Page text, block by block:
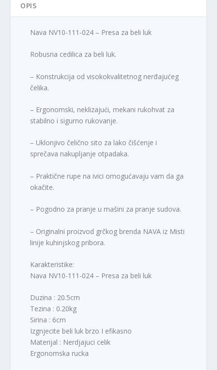
j
e
b
i
l
a
:
9
9
,
0
S
:
6
8
0
0
R
S
OPIS
Nava NV10-111-024 – Presa za beli luk
Robusna cedilica za beli luk.
– Konstrukcija od visokokvalitetnog nerđajućeg
čelika.
– Ergonomski, neklizajući, mekani rukohvat za
stabilno i sigurno rukovanje.
– Uklonjivo čelično sito za lako čišćenje i
sprečava nakupljanje otpadaka.
– Praktične rupe na ivici omogućavaju vam da ga
okačite.
– Pogodno za pranje u mašini za pranje sudova.
– Originalni proizvod grčkog brenda NAVA iz Misti
linije kuhinjskog pribora.
Karakteristike:
Nava NV10-111-024 – Presa za beli luk
Duzina : 20.5cm
Tezina : 0.20kg
Sirina : 6cm
Izgnjecite beli luk brzo I efikasno
Materijal : Nerdjajuci celik
Ergonomska rucka